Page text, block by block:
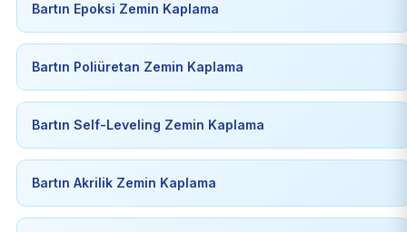
Bartın Epoksi Zemin Kaplama
Bartın Poliüretan Zemin Kaplama
Bartın Self-Leveling Zemin Kaplama
Bartın Akrilik Zemin Kaplama